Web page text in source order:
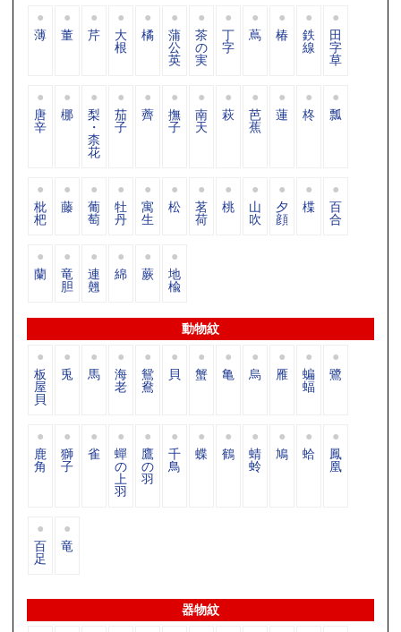
薄 董 芹 大
根
橘 蒲
公
英
茶
の
実
丁
字
蔦 椿 鉄
線
田
字
草
唐
辛
梛 梨
・
柰
花
茄
子
薺 撫
子
南
天
萩 芭
蕉
蓮 柊 瓢
枇
杷
藤 葡
萄
牡
丹
寓
生
松 茗
荷
桃 山
吹
夕
顔
楪 百
合
蘭 竜
胆
連
翹
綿 蕨 地
楡
動物紋
板
屋
貝
兎 馬 海
老
鴛
鴦
貝 蟹 亀 烏 雁 蝙
蝠
鷺
鹿
角
獅
子
雀 蟬
の
上
羽
鷹
の
羽
千
鳥
蝶 鶴 蜻
蛉
鳩 蛤 鳳
凰
百
足
竜
器物紋